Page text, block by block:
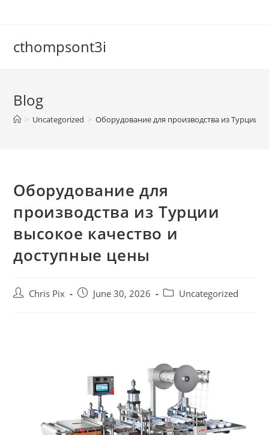
cthompsont3i
Blog
> Uncategorized > Оборудование для производства из Турции
Оборудование для
производства из Турции
высокое качество и
доступные цены
Chris Pix June 30, 2026 Uncategorized